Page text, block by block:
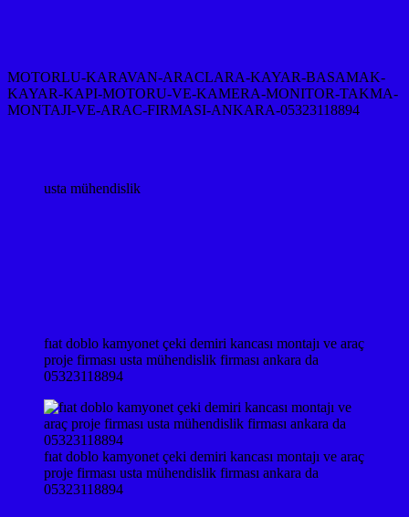
MOTORLU-KARAVAN-ARACLARA-KAYAR-BASAMAK-
KAYAR-KAPI-MOTORU-VE-KAMERA-MONITOR-TAKMA-
MONTAJI-VE-ARAC-FIRMASI-ANKARA-05323118894
usta mühendislik
fıat doblo kamyonet çeki demiri kancası montajı ve araç
proje firması usta mühendislik firması ankara da
05323118894
fıat doblo kamyonet çeki demiri kancası montajı ve araç
proje firması usta mühendislik firması ankara da
05323118894